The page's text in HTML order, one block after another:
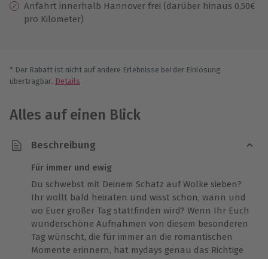
Anfahrt innerhalb Hannover frei (darüber hinaus 0,50€
pro Kilometer)
* Der Rabatt ist nicht auf andere Erlebnisse bei der Einlösung
übertragbar. Details
Alles auf einen Blick
Beschreibung
Für immer und ewig
Du schwebst mit Deinem Schatz auf Wolke sieben?
Ihr wollt bald heiraten und wisst schon, wann und
wo Euer großer Tag stattfinden wird? Wenn Ihr Euch
wunderschöne Aufnahmen von diesem besonderen
Tag wünscht, die für immer an die romantischen
Momente erinnern, hat mydays genau das Richtige